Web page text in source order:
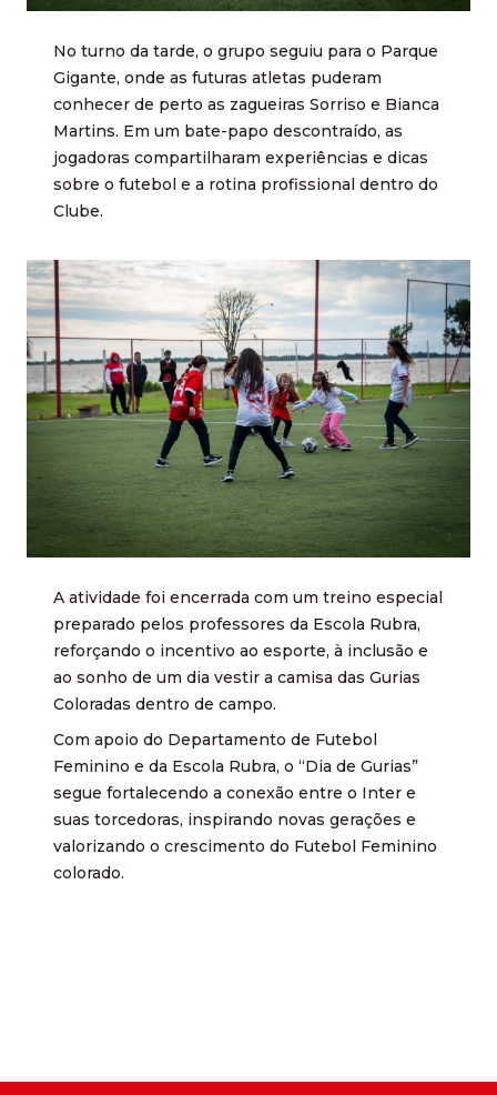
No turno da tarde, o grupo seguiu para o Parque
Gigante, onde as futuras atletas puderam
conhecer de perto as zagueiras Sorriso e Bianca
Martins. Em um bate-papo descontraído, as
jogadoras compartilharam experiências e dicas
sobre o futebol e a rotina profissional dentro do
Clube.
A atividade foi encerrada com um treino especial
preparado pelos professores da Escola Rubra,
reforçando o incentivo ao esporte, à inclusão e
ao sonho de um dia vestir a camisa das Gurias
Coloradas dentro de campo.
Com apoio do Departamento de Futebol
Feminino e da Escola Rubra, o “Dia de Gurias”
segue fortalecendo a conexão entre o Inter e
suas torcedoras, inspirando novas gerações e
valorizando o crescimento do Futebol Feminino
colorado.